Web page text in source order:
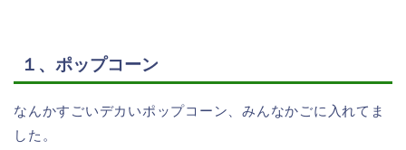
１、ポップコーン
なんかすごいデカいポップコーン、みんなかごに入れてま
した。